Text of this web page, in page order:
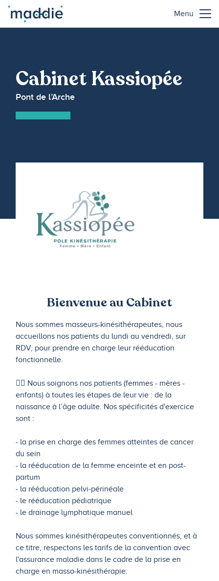
Menu
Cabinet Kassiopée
Pont de l’Arche
Bienvenue au Cabinet
Nous sommes masseurs-kinésithérapeutes, nous
accueillons nos patients du lundi au vendredi, sur
RDV, pour prendre en charge leur rééducation
fonctionnelle.
🤸‍♂️ Nous soignons nos patients (femmes - mères -
enfants) à toutes les étapes de leur vie : de la
naissance à l’âge adulte. Nos spécificités d'exercice
sont :
- la prise en charge des femmes atteintes de cancer
du sein
- la rééducation de la femme enceinte et en post-
partum
- la rééducation pelvi-périnéale
- le rééducation pédiatrique
- le drainage lymphatique manuel
Nous sommes kinésithérapeutes conventionnés, et à
ce titre, respectons les tarifs de la convention avec
l'assurance maladie dans le cadre de la prise en
charge en masso-kinésithérapie.